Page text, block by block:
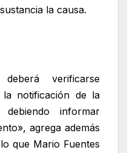
la causa.
deberá verificarse
notificación de la
informar
agrega además
que Mario Fuentes